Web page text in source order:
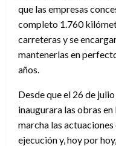
que las empresas
completo 1.760
carreteras y se
mantenerlas en
años.
Desde que el 26 de
inaugurara las obras
marcha las
ejecución y, hoy por